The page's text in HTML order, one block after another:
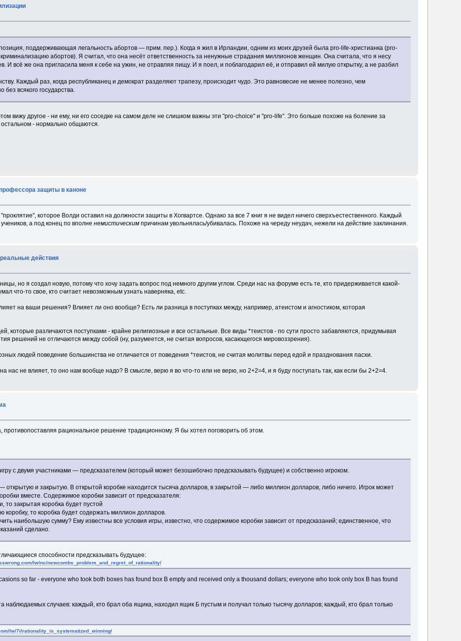
поддерживающая легальность абортов — прим. пер.). Когда я жил в Ирландии, одним из моих друзей была pro-life-христианка (pro-
абортов). Я считал, что она несёт ответственность за ненужные страдания миллионов женщин. Она считала, что я несу
И всё же она пригласила меня к себе на ужин, не отравляя пищу. И я поел, и поблагодарил её, и отправил ей милую открытку, а не разбил
Каждый раз, когда республиканец и демократ разделяют трапезу, происходит чудо. Это равновесие не менее полезно, чем
всякого государства.
вижу другое - ни ему, ни его соседке на самом деле не слишком важны эти "pro-choice" и "pro-life". Это больше похоже на боление за
- нормально общаются.
защиты в каноне
которое Волди оставил на должности защиты в Хогвартсе. Однако за все 7 книг я не видел ничего сверхъестественного. Каждый
а под конец по вполненемистическим причинам увольнялась/убивалась. Похоже на череду неудач, нежели на действие заклинания.
действия
но я создал новую, потому что хочу задать вопрос под немного другим углом. Среди нас на форуме есть те, кто придерживается какой-
что-то свое, кто считает невозможным узнать наверняка, etc.
на ваши решения? Влияет ли оно вообще? Есть ли разница в поступках между, например, атеистом и агностиком, которая
которые различаются поступками - крайне религиозные и все остальные. Все виды *теистов - по сути просто забавляются, придумывая
решений не отличаются между собой (ну, разумеется, не считая вопросов, касающегося мировоззрения).
людей поведение большинства не отличается от поведения *теистов, не считая молитвы перед едой и празднования пасхи.
нас не влияет, то оно нам вообще надо? В смысле, верю я во что-то или не верю, но 2+2=4, и я буду поступать так, как если бы 2+2=4.
рациональное решение традиционному. Я бы хотел поговорить об этом.
с двумя участниками — предсказателем (который может безошибочно предсказывать будущее) и собственно игроком.
открытую и закрытую. В открытой коробке находится тысяча долларов, в закрытой — либо миллион долларов, либо ничего. Игрок может
вместе. Содержимое коробки зависит от предсказателя:
то закрытая коробка будет пустой
коробку, то коробка будет содержать миллион долларов.
наибольшую сумму? Ему известны все условия игры, известно, что содержимое коробки зависит от предсказаний; единственное, что
сделано.
способности предсказывать будущее:
lw/nc/newcombs_problem_and_regret_of_rationality/
so far - everyone who took both boxes has found box B empty and received only a thousand dollars; everyone who took only box B has found
наблюдаемых случаев: каждый, кто брал оба ящика, находил ящик Б пустым и получал только тысячу долларов; каждый, кто брал только
lw/7i/rationality_is_systematized_winning/